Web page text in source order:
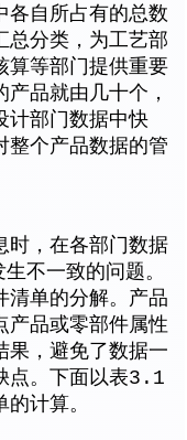
各自所占有的总数
总分类，为工艺部
算等部门提供重要
品就由几十个，
计部门数据中快
整个产品数据的管
时，在各部门数据
不一致的问题。
清单的分解。产品
产品或零部件属性
果，避免了数据一
点。下面以表3.1
计算。